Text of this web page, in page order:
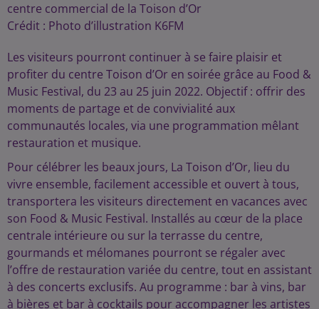
centre commercial de la Toison d’Or
Crédit : Photo d’illustration K6FM
Les visiteurs pourront continuer à se faire plaisir et
profiter du centre Toison d’Or en soirée grâce au Food &
Music Festival, du 23 au 25 juin 2022. Objectif : offrir des
moments de partage et de convivialité aux
communautés locales, via une programmation mêlant
restauration et musique.
Pour célébrer les beaux jours, La Toison d’Or, lieu du
vivre ensemble, facilement accessible et ouvert à tous,
transportera les visiteurs directement en vacances avec
son Food & Music Festival. Installés au cœur de la place
centrale intérieure ou sur la terrasse du centre,
gourmands et mélomanes pourront se régaler avec
l’offre de restauration variée du centre, tout en assistant
à des concerts exclusifs. Au programme : bar à vins, bar
à bières et bar à cocktails pour accompagner les artistes